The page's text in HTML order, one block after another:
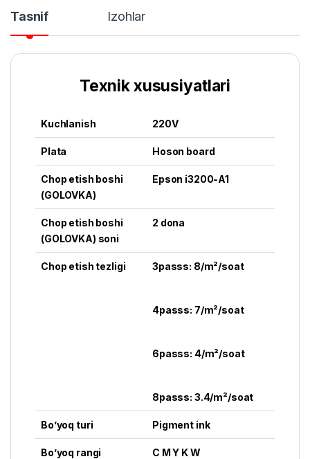
Tasnif Izohlar
Texnik xususiyatlari
Kuchlanish 220V
Plata Hoson board
Chop etish boshi
(GOLOVKA)
Epson i3200-A1
Chop etish boshi
(GOLOVKA) soni
2 dona
Chop etish tezligi 3passs: 8/m²/soat
4passs: 7/m²/soat
6passs: 4/m²/soat
8passs: 3.4/m²/soat
Bo’yoq turi Pigment ink
Bo’yoq rangi C M Y K W